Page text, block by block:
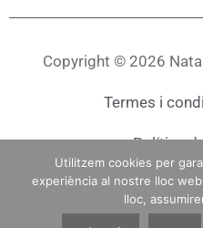
Copyright © 2026
Termes i
Política
Política
Utilitzem cookies per
experiència al nostre lloc
lloc,